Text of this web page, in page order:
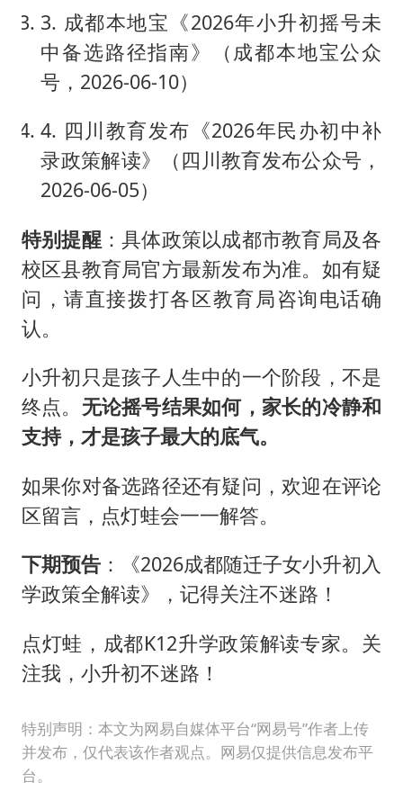
3. 成都本地宝《2026年小升初摇号未
中备选路径指南》（成都本地宝公众
号，2026-06-10）
4. 四川教育发布《2026年民办初中补
录政策解读》（四川教育发布公众号，
2026-06-05）
特别提醒：具体政策以成都市教育局及各
校区县教育局官方最新发布为准。如有疑
问，请直接拨打各区教育局咨询电话确
认。
小升初只是孩子人生中的一个阶段，不是
终点。 无论摇号结果如何，家长的冷静和
支持，才是孩子最大的底气。
如果你对备选路径还有疑问，欢迎在评论
区留言，点灯蛙会一一解答。
下期预告：《2026成都随迁子女小升初入
学政策全解读》，记得关注不迷路！
点灯蛙，成都K12升学政策解读专家。关
注我，小升初不迷路！
特别声明：本文为网易自媒体平台“网易号”作者上传
并发布，仅代表该作者观点。网易仅提供信息发布平
台。